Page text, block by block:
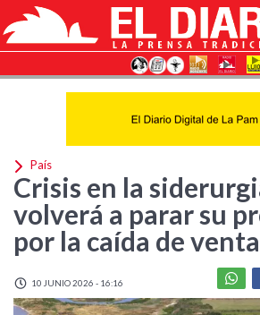
País
Crisis en la
volverá a parar su
por la caída de
10 JUNIO 2026 - 16:16